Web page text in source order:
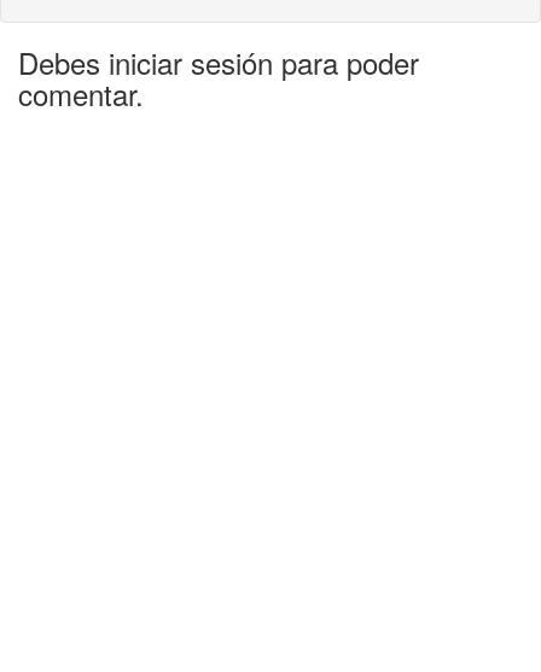
Debes iniciar sesión para poder
comentar.